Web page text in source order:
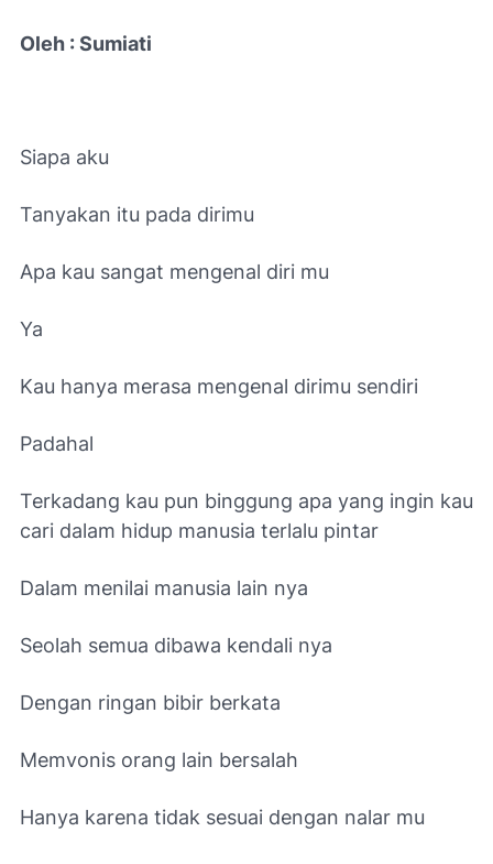
Oleh : Sumiati
Siapa aku
Tanyakan itu pada dirimu
Apa kau sangat mengenal diri mu
Ya
Kau hanya merasa mengenal dirimu sendiri
Padahal
Terkadang kau pun binggung apa yang ingin kau
cari dalam hidup manusia terlalu pintar
Dalam menilai manusia lain nya
Seolah semua dibawa kendali nya
Dengan ringan bibir berkata
Memvonis orang lain bersalah
Hanya karena tidak sesuai dengan nalar mu